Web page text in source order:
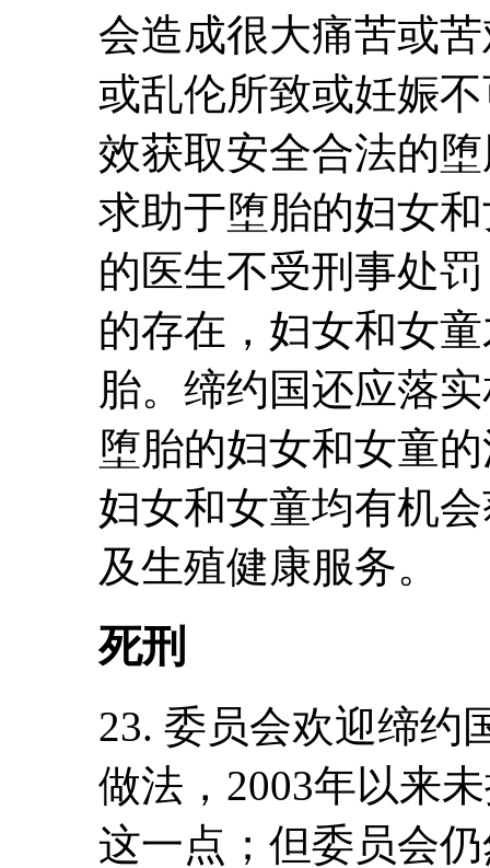
会造成很大痛苦或
或乱伦所致或妊娠
效获取安全合法的
求助于堕胎的妇女
的医生不受刑事处
的存在，妇女和女
胎。缔约国还应落
堕胎的妇女和女童
妇女和女童均有机
及生殖健康服务。
死刑
23. 委员会欢迎缔约
做法，2003年以来
这一点；但委员会